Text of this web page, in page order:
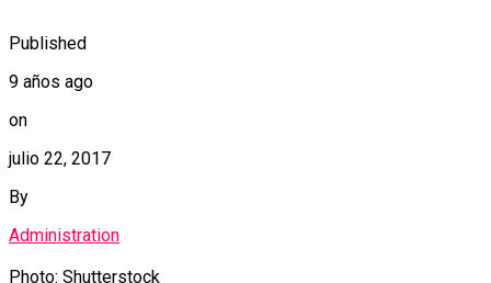
Published
9 años ago
on
julio 22, 2017
By
Administration
Photo: Shutterstock